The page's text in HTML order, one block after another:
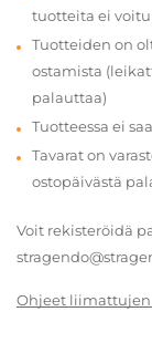
tuotteita ei
Tuotteiden on
ostamista
palauttaa)
Tuotteessa ei
Tavarat on
ostopäivästä
Voit rekisteröidä
Ohjeet